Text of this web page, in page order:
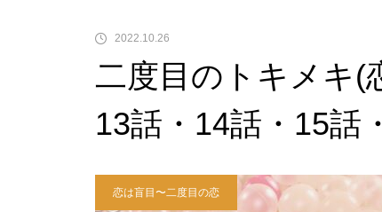
2022.10.26
二度目のトキメキ
13話・14話・15
恋は盲目〜二度目の恋